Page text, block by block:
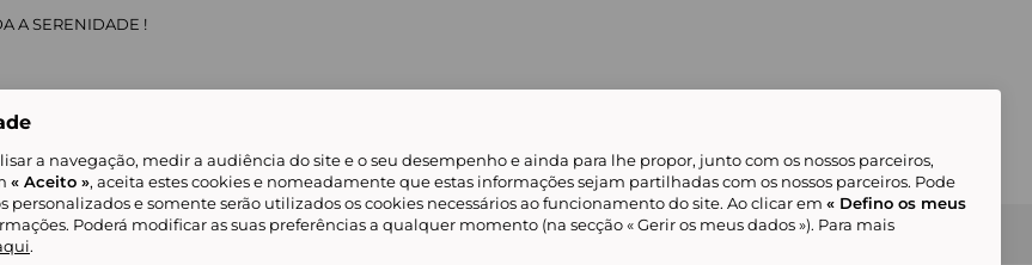
A SERENIDADE !
Livro de Reclamações Showroomprive group Ajuda e Contacto Gerir os meus cookies
Condições Gerais
a navegação, medir a audiência do site e o seu desempenho e ainda para lhe propor, junto com os nossos parceiros,
« Aceito », aceita estes cookies e nomeadamente que estas informações sejam partilhadas com os nossos parceiros. Pode
personalizados e somente serão utilizados os cookies necessários ao funcionamento do site. Ao clicar em « Defino os meus
Poderá modificar as suas preferências a qualquer momento (na secção « Gerir os meus dados »). Para mais
.